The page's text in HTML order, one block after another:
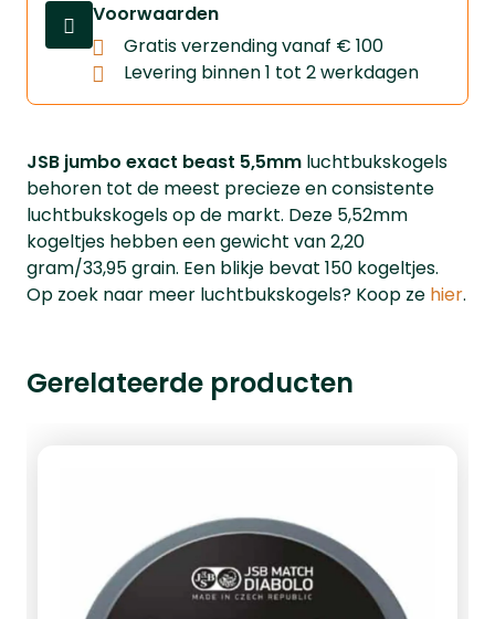
JSB jumbo exact beast 5,5mm luchtbukskogels
behoren tot de meest precieze en consistente
luchtbukskogels op de markt. Deze 5,52mm
kogeltjes hebben een gewicht van 2,20
gram/33,95 grain. Een blikje bevat 150 kogeltjes.
Op zoek naar meer luchtbukskogels? Koop ze hier.
Voorwaarden
Gratis verzending vanaf € 100
Levering binnen 1 tot 2 werkdagen
Gerelateerde producten